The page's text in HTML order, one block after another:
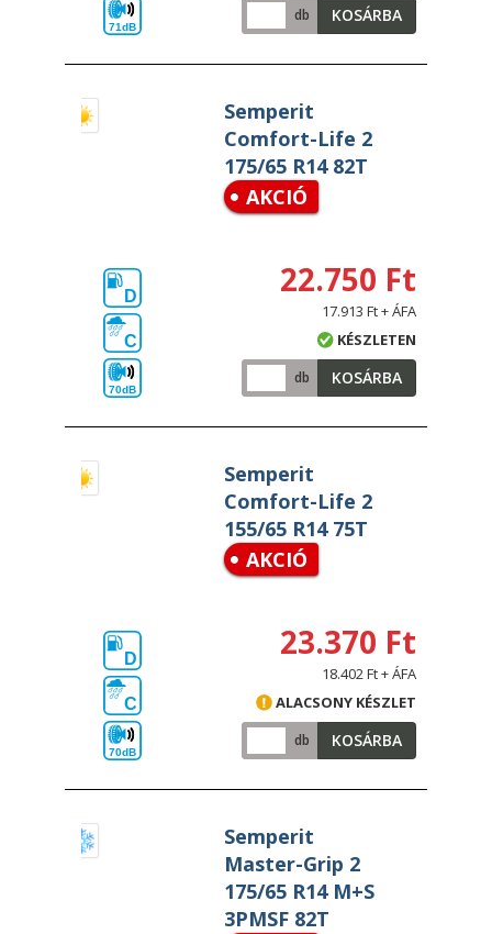
71dB
db KOSÁRBA
Semperit
Comfort-Life 2
175/65 R14 82T
AKCIÓ
D
C
70dB
22.750 Ft
17.913 Ft + ÁFA
KÉSZLETEN
db KOSÁRBA
Semperit
Comfort-Life 2
155/65 R14 75T
AKCIÓ
D
C
70dB
23.370 Ft
18.402 Ft + ÁFA
ALACSONY KÉSZLET
db KOSÁRBA
Semperit
Master-Grip 2
175/65 R14 M+S
3PMSF 82T